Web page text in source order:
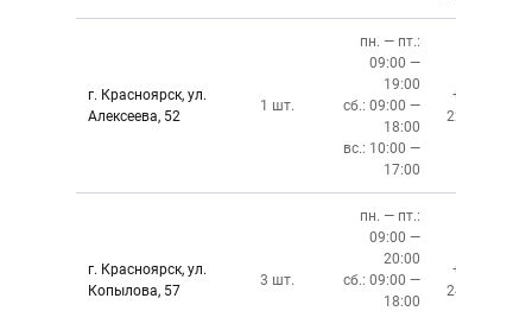
г. Красноярск, ул.
Алексеева, 52
1 шт.
пн. — пт.:
09:00 —
19:00
сб.: 09:00 —
18:00
вс.: 10:00 —
17:00
+7 (391)
220-08-02
г. Красноярск, ул.
Копылова, 57
3 шт.
пн. — пт.:
09:00 —
20:00
сб.: 09:00 —
18:00
+7 (391)
243-76-13